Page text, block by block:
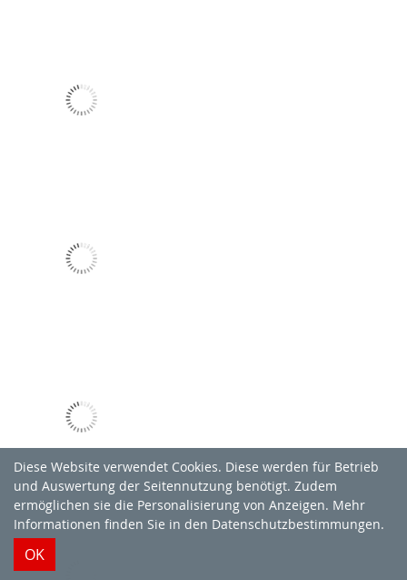
Diese Website verwendet Cookies. Diese werden für Betrieb
und Auswertung der Seitennutzung benötigt. Zudem
ermöglichen sie die Personalisierung von Anzeigen. Mehr
Informationen finden Sie in den Datenschutzbestimmungen.
OK